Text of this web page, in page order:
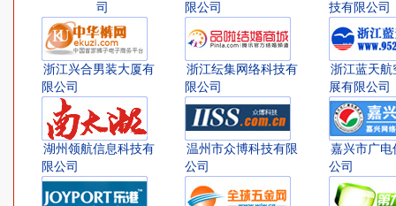
司
限公司
技有限公司
浙江兴合男装大厦有
限公司
浙江纭集网络科技有
限公司
浙江蓝天航
展有限公司
湖州领航信息科技有
限公司
温州市众博科技有限
公司
嘉兴市广电
公司